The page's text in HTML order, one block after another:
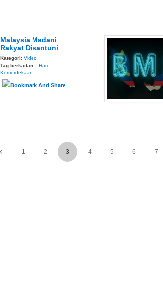
Malaysia Madani
Rakyat Disantuni
Kategori: Video
Tag berkaitan: : Hari
Kemerdekaan
1 2 3 4 5 6 7